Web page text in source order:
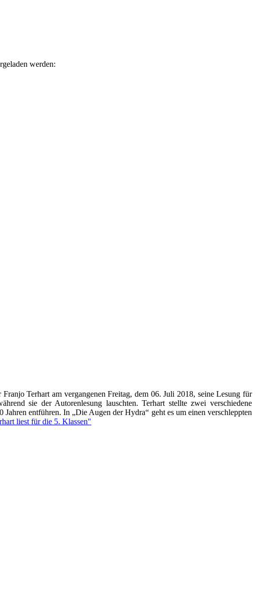
werden:
Terhart am vergangenen Freitag, dem 06. Juli 2018, seine Lesung für
sie der Autorenlesung lauschten. Terhart stellte zwei verschiedene
entführen. In „Die Augen der Hydra“ geht es um einen verschleppten
liest für die 5. Klassen"